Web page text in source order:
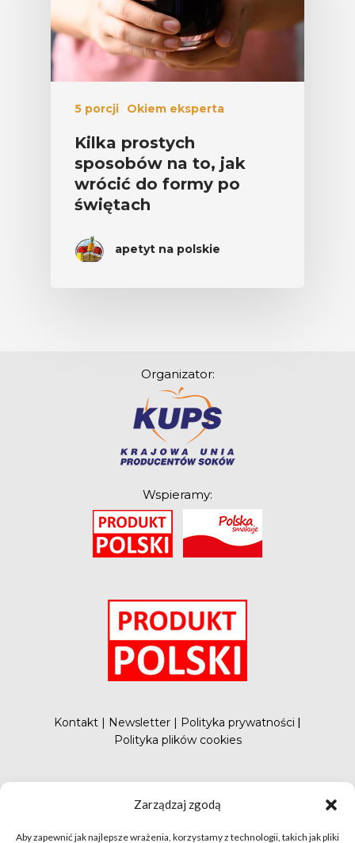
Zarządzaj zgodą
Aby zapewnić jak najlepsze wrażenia, korzystamy z technologii, takich jak pliki
5 porcji Okiem eksperta
Kilka prostych
sposobów na to, jak
wrócić do formy po
świętach
apetyt na polskie
Organizator:
Wspieramy:
Kontakt | Newsletter | Polityka prywatności |
Polityka plików cookies